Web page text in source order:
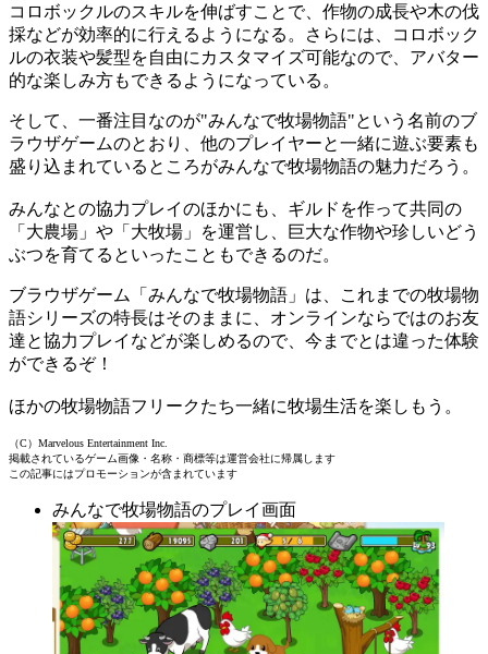
コロボックルのスキルを伸ばすことで、作物の成長や木の伐
採などが効率的に行えるようになる。さらには、コロボック
ルの衣装や髪型を自由にカスタマイズ可能なので、アバター
的な楽しみ方もできるようになっている。
そして、一番注目なのが"みんなで牧場物語"という名前のブ
ラウザゲームのとおり、他のプレイヤーと一緒に遊ぶ要素も
盛り込まれているところがみんなで牧場物語の魅力だろう。
みんなとの協力プレイのほかにも、ギルドを作って共同の
「大農場」や「大牧場」を運営し、巨大な作物や珍しいどう
ぶつを育てるといったこともできるのだ。
ブラウザゲーム「みんなで牧場物語」は、これまでの牧場物
語シリーズの特長はそのままに、オンラインならではのお友
達と協力プレイなどが楽しめるので、今までとは違った体験
ができるぞ！
ほかの牧場物語フリークたち一緒に牧場生活を楽しもう。
（C）Marvelous Entertainment Inc.
掲載されているゲーム画像・名称・商標等は運営会社に帰属します
この記事にはプロモーションが含まれています
みんなで牧場物語のプレイ画面